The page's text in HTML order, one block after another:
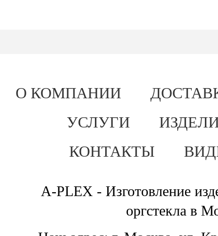
О КОМПАНИИ
УСЛУГИ
КОНТАКТЫ
A-PLEX - Изготовление
оргстекла в